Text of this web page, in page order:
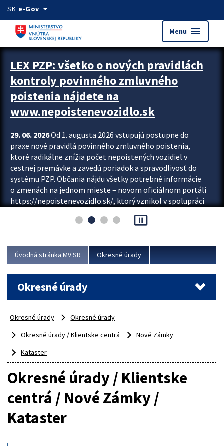
Preskocit na hlavný obsah
SK e-Govarrow_drop_down
Menu menu
Zastavit automatický posun upútavok
LEX PZP: všetko o nových pravidlách
kontroly povinného zmluvného
poistenia nájdete na
www.nepoistenevozidlo.sk
29. 06. 2026Od 1. augusta 2026 vstupujú postupne do
praxe nové pravidlá povinného zmluvného poistenia,
ktoré radikálne znížia počet nepoistených vozidiel v
cestnej premávke a zavedú poriadok a spravodlivosť do
systému PZP. Občania nájdu všetky potrebné informácie
o zmenách na jednom mieste – novom oficiálnom portáli
https://nepoistenevozidlo.sk/, ktorý vznikol v spolupráci
asociácie poisťovní (SLASPO) a Ministerstva vnútra SR.
Viac
pause_presentation
Úvodná stránka MV SR Okresné úrady
Okresné úrady
Okresné úrady
Okresné úrady
Okresné úrady / Klientske centrá
Nové Zámky
Kataster
Okresné úrady / Klientske
centrá / Nové Zámky /
Kataster